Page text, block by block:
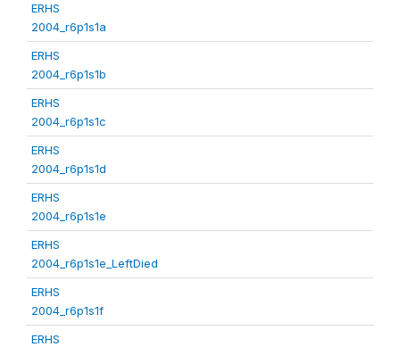
ERHS
2004_r6p1s1a
ERHS
2004_r6p1s1b
ERHS
2004_r6p1s1c
ERHS
2004_r6p1s1d
ERHS
2004_r6p1s1e
ERHS
2004_r6p1s1e_LeftDied
ERHS
2004_r6p1s1f
ERHS